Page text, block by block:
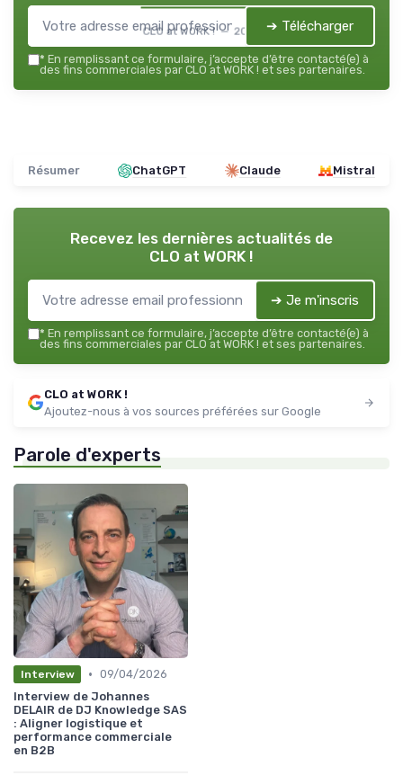
CLO at WORK ! — 2026 ➔ Télécharger
* En remplissant ce formulaire, j’accepte d’être contacté(e) à
des fins commerciales par CLO at WORK ! et ses partenaires.
Résumer ChatGPT Claude Mistral
Recevez les dernières actualités de
CLO at WORK !
➔ Je m'inscris
* En remplissant ce formulaire, j’accepte d’être contacté(e) à
des fins commerciales par CLO at WORK ! et ses partenaires.
CLO at WORK !
Ajoutez-nous à vos sources préférées sur Google
Parole d'experts
Interview • 09/04/2026
Interview de Johannes
DELAIR de DJ Knowledge SAS
: Aligner logistique et
performance commerciale
en B2B